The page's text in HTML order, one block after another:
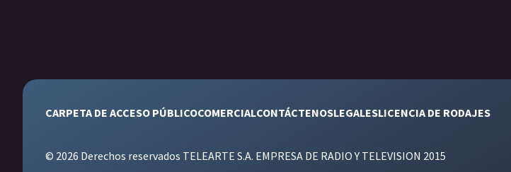
CARPETA DE ACCESO PÚBLICOCOMERCIALCONTÁCTENOSLEGALESLICENCIA DE RODAJES
© 2026 Derechos reservados TELEARTE S.A. EMPRESA DE RADIO Y TELEVISION 2015